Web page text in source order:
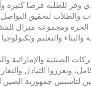
وفر للطلبة فرصا
ومجموعة ميرال
والتعليم وتكنولوجيا
والإماراتية
ويعززوا التبادل
جمهورية الصين